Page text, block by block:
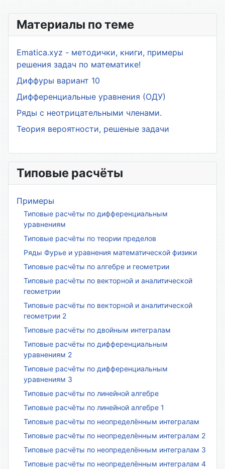
Материалы по теме
Ematica.xyz - методички, книги, примеры
решения задач по математике!
Диффуры вариант 10
Дифференциальные уравнения (ОДУ)
Ряды с неотрицательными членами.
Теория вероятности, решеные задачи
Типовые расчёты
Примеры
Типовые расчёты по дифференциальным
уравнениям
Типовые расчёты по теории пределов
Ряды Фурье и уравнения математической физики
Типовые расчёты по алгебре и геометрии
Типовые расчёты по векторной и аналитической
геометрии
Типовые расчёты по векторной и аналитической
геометрии 2
Типовые расчёты по двойным интегралам
Типовые расчёты по дифференциальным
уравнениям 2
Типовые расчёты по дифференциальным
уравнениям 3
Типовые расчёты по линейной алгебре
Типовые расчёты по линейной алгебре 1
Типовые расчёты по неопределённым интегралам
Типовые расчёты по неопределённым интегралам 2
Типовые расчёты по неопределённым интегралам 3
Типовые расчёты по неопределённым интегралам 4